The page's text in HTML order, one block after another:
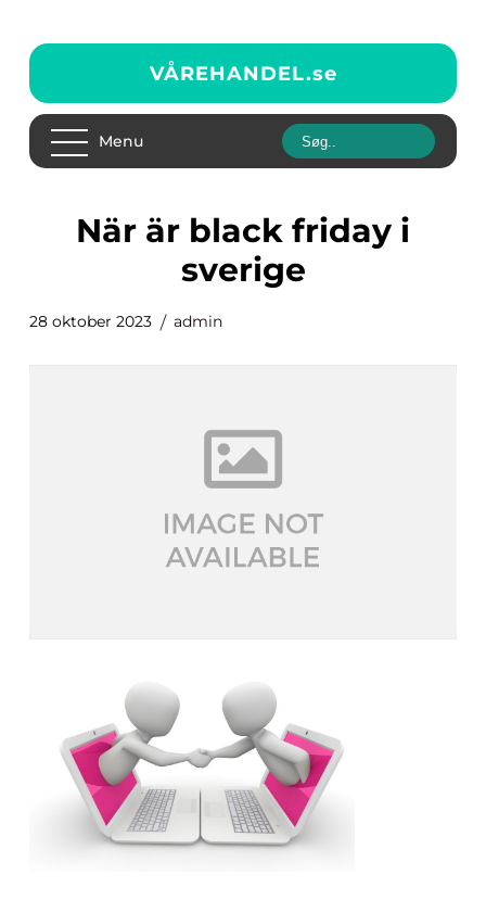
VÅREHANDEL.se
Menu
när är black friday i
sverige
28 oktober 2023 admin